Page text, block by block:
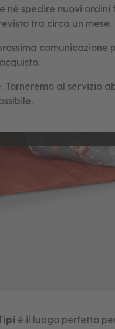
né spedire nuovi ordini
tra circa un mese.
Torneremo al servizio
è il luogo perfetto